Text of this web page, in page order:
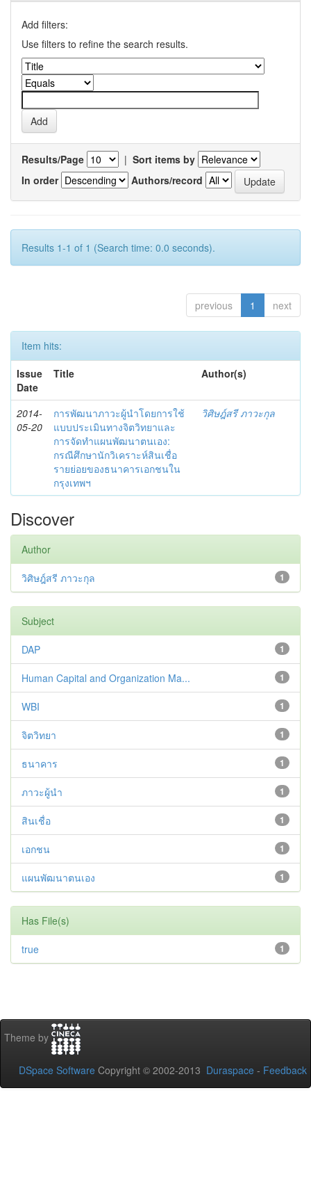
Add filters:
Use filters to refine the search results.
Results/Page | Sort items by
In order
Authors/record
Results 1-1 of 1 (Search time: 0.0 seconds).
previous 1 next
Item hits:
Issue
Date
Title Author(s)
2014-
05-20
การพัฒนาภาวะผู้นำโดยการใช้
แบบประเมินทางจิตวิทยาและ
การจัดทำแผนพัฒนาตนเอง:
กรณีศึกษานักวิเคราะห์สินเชื่อ
รายย่อยของธนาคารเอกชนใน
กรุงเทพฯ
วิศิษฎ์สรี ภาวะกุล
Discover
Author
1
วิศิษฎ์สรี ภาวะกุล
Subject
1
DAP
1
Human Capital and Organization Ma...
1
WBI
1
จิตวิทยา
1
ธนาคาร
1
ภาวะผู้นำ
1
สินเชื่อ
1
เอกชน
1
แผนพัฒนาตนเอง
Has File(s)
1
true
Theme by
DSpace Software Copyright © 2002-2013 Duraspace - Feedback